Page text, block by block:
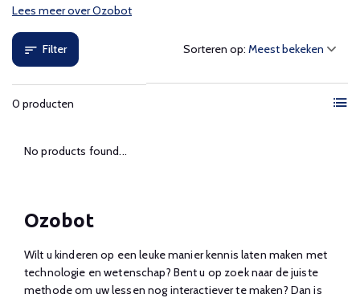
Lees meer over Ozobot
Filter
0 producten
Sorteren op:
No products found...
Ozobot
Wilt u kinderen op een leuke manier kennis laten maken met
technologie en wetenschap? Bent u op zoek naar de juiste
methode om uw lessen nog interactiever te maken? Dan is